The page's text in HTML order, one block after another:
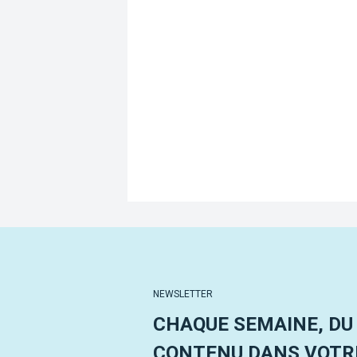
NEWSLETTER
CHAQUE SEMAINE,